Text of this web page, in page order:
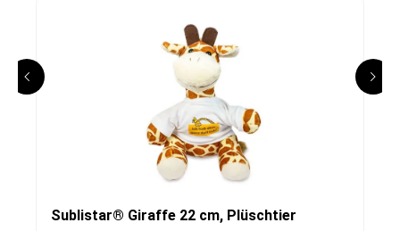
Sublistar® Giraffe 22 cm, Plüschtier